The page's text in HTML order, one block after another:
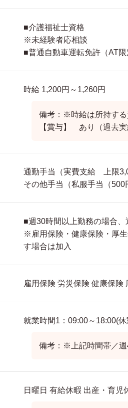
■介護福祉士資格
※未経験者応相談
■普通自動車運転免許（AT限
時給 1,200円～1,260円
備考：※時給は所持する
【賞与】 あり（過去
通勤手当（実費支給 上限
その他手当（私服手当（500
■週30時間以上勤務の場合、
※雇用保険・健康保険・厚
す場合は加入
雇用保険 労災保険 健康保険
就業時間1：09:00～18:00(
備考：※上記時間帯／
日曜日 有給休暇 出産・育児